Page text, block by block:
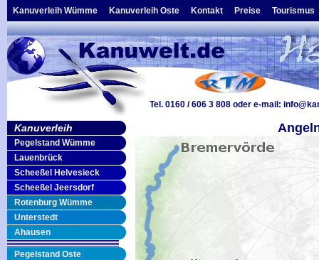
Kanuverleih Wümme Kanuverleih Oste Kontakt Preise Tourismus
Tel. 0160 / 606 3 808 oder e-mail:
Kanuverleih
Pegelstand Wümme
Lauenbrück
Scheeßel Helvesieck
Scheeßel Jeersdorf
Rotenburg Wümme
Unterstedt
Ahausen
Pegelstand Oste